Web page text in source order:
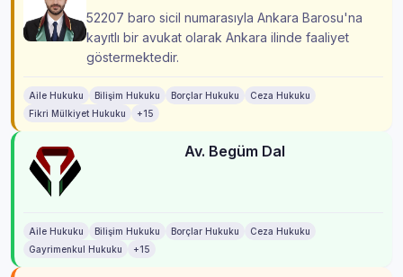
52207 baro sicil numarasıyla Ankara Barosu'na
kayıtlı bir avukat olarak Ankara ilinde faaliyet
göstermektedir.
Aile Hukuku Bilişim Hukuku Borçlar Hukuku
Ceza Hukuku
Fikri Mülkiyet Hukuku
+15
Av. Begüm Dal
Aile Hukuku Bilişim Hukuku Borçlar Hukuku
Ceza Hukuku
Gayrimenkul Hukuku
+15